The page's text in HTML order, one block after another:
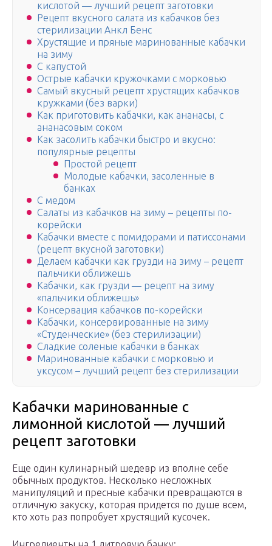
кислотой — лучший рецепт заготовки
Рецепт вкусного салата из кабачков без
стерилизации Анкл Бенс
Хрустящие и пряные маринованные кабачки
на зиму
С капустой
Острые кабачки кружочками с морковью
Самый вкусный рецепт хрустящих кабачков
кружками (без варки)
Как приготовить кабачки, как ананасы, с
ананасовым соком
Как засолить кабачки быстро и вкусно:
популярные рецепты
Простой рецепт
Молодые кабачки, засоленные в
банках
С медом
Салаты из кабачков на зиму – рецепты по-
корейски
Кабачки вместе с помидорами и патиссонами
(рецепт вкусной заготовки)
Делаем кабачки как грузди на зиму – рецепт
пальчики оближешь
Кабачки, как грузди — рецепт на зиму
«пальчики оближешь»
Консервация кабачков по-корейски
Кабачки, консервированные на зиму
«Студенческие» (без стерилизации)
Сладкие соленые кабачки в банках
Маринованные кабачки с морковью и
уксусом – лучший рецепт без стерилизации
Кабачки маринованные с
лимонной кислотой — лучший
рецепт заготовки
Еще один кулинарный шедевр из вполне себе
обычных продуктов. Несколько несложных
манипуляций и пресные кабачки превращаются в
отличную закуску, которая придется по душе всем,
кто хоть раз попробует хрустящий кусочек.